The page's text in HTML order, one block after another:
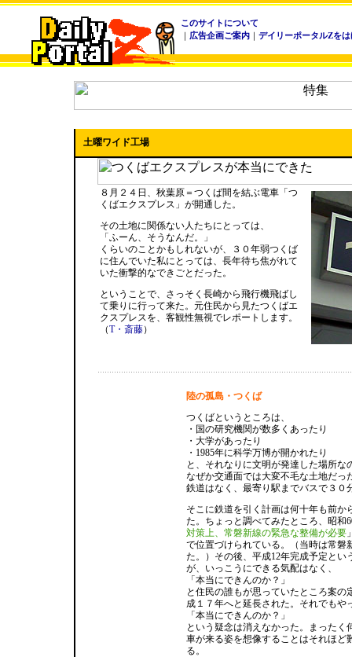
このサイトについて
｜ 広告企画ご案内 ｜ デイリーポータルZを
土曜ワイド工場
８月２４日、秋葉原＝つくば間を結ぶ電車「つ
くばエクスプレス」が開通した。
その土地に関係ない人たちにとっては、
「ふーん、そうなんだ。」
くらいのことかもしれないが、３０年弱つくば
に住んでいた私にとっては、長年待ち焦がれて
いた衝撃的なできごとだった。
ということで、さっそく長崎から飛行機飛ばし
て乗りに行って来た。元住民から見たつくばエ
クスプレスを、客観性無視でレポートします。
（T・斎藤）
陸の孤島・つくば
つくばというところは、
・国の研究機関が数多くあったり
・大学があったり
・1985年に科学万博が開かれたり
と、それなりに文明が発達した場所な
なぜか交通面では大変不毛な土地だっ
鉄道はなく、最寄り駅までバスで３０
そこに鉄道を引く計画は何十年も前か
た。ちょっと調べてみたところ、昭和
対策上、常磐新線の緊急な整備が必要
で位置づけられている。（当時は常磐
た。）その後、平成12年完成予定とい
が、いっこうにできる気配はなく、
「本当にできんのか？」
と住民の誰もが思っていたところ案の
成１７年へと延長された。それでもや
「本当にできんのか？」
という疑念は消えなかった。まったく
車が来る姿を想像することはそれほど
る。